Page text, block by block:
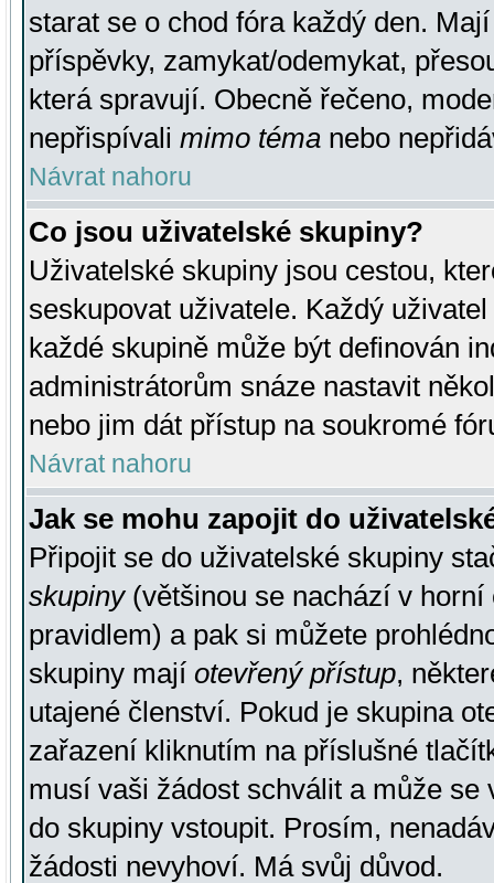
starat se o chod fóra každý den.
příspěvky, zamykat/odemykat,
která spravují. Obecně řečeno,
nepřispívali mimo téma nebo
Návrat nahoru
Co jsou uživatelské skupiny?
Uživatelské skupiny jsou cestou,
seskupovat uživatele. Každý
každé skupině může být definován
administrátorům snáze nastavit
nebo jim dát přístup na soukromé
Návrat nahoru
Jak se mohu zapojit do
Připojit se do uživatelské skupiny
skupiny(většinou se nachází v horní
pravidlem) a pak si můžete
skupiny mají otevřený přístup,
utajené členství. Pokud je skupina
zařazení kliknutím na příslušné
musí vaši žádost schválit a může se
do skupiny vstoupit. Prosím,
žádosti nevyhoví. Má svůj důvod.